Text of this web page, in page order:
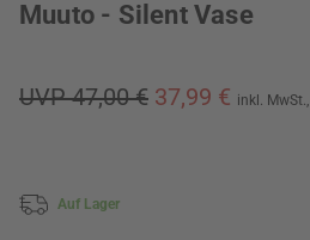
Muuto - Silent Vase
UVP 47,00 € 37,99 € inkl. MwSt.,
Auf Lager